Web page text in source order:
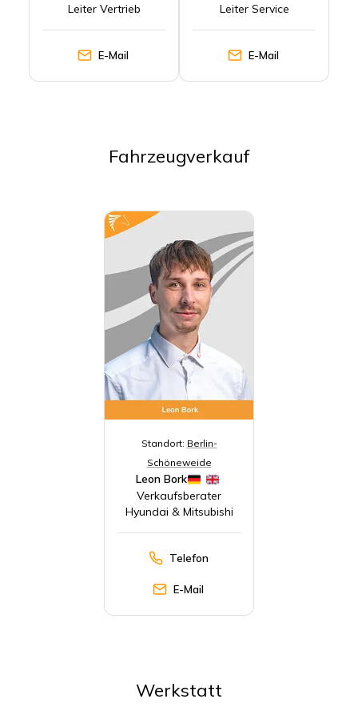
Leiter Vertrieb
E-Mail
Leiter Service
E-Mail
Fahrzeugverkauf
Standort: Berlin-
Schöneweide
Leon Bork
Verkaufsberater
Hyundai & Mitsubishi
Telefon
E-Mail
Werkstatt